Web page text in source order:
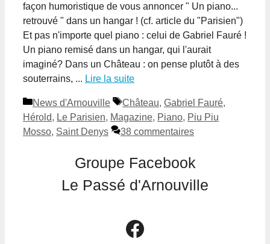
façon humoristique de vous annoncer " Un piano...
retrouvé " dans un hangar ! (cf. article du "Parisien")
Et pas n'importe quel piano : celui de Gabriel Fauré !
Un piano remisé dans un hangar, qui l'aurait
imaginé? Dans un Château : on pense plutôt à des
souterrains, ... Lire la suite
Catégories
News d'Arnouville Étiquettes
Château, Gabriel Fauré,
Hérold, Le Parisien, Magazine, Piano, Piu Piu
Mosso, Saint Denys 38 commentaires
Groupe Facebook
Le Passé d'Arnouville
Le groupe Facebook Le Passé d'Arnouville